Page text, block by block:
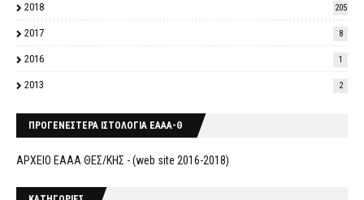
2018 205
2017 8
2016 1
2013 2
ΠΡΟΓΕΝΕΣΤΕΡΑ ΙΣΤΟΛΟΓΙΑ ΕΑΑΑ-Θ
ΑΡΧΕΙΟ ΕΑΑΑ ΘΕΣ/ΚΗΣ - (web site 2016-2018)